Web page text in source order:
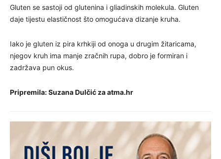
Gluten se sastoji od glutenina i gliadinskih molekula. Gluten
daje tijestu elastičnost što omogućava dizanje kruha.
Iako je gluten iz pira krhkiji od onoga u drugim žitaricama,
njegov kruh ima manje zračnih rupa, dobro je formiran i
zadržava pun okus.
Pripremila: Suzana Dulčić za atma.hr